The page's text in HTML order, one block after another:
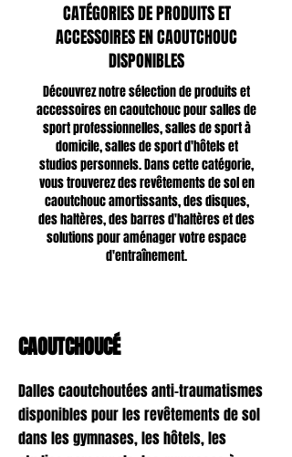
CATÉGORIES DE PRODUITS ET
ACCESSOIRES EN CAOUTCHOUC
DISPONIBLES
Découvrez notre sélection de produits et
accessoires en caoutchouc pour salles de
sport professionnelles, salles de sport à
domicile, salles de sport d'hôtels et
studios personnels. Dans cette catégorie,
vous trouverez des revêtements de sol en
caoutchouc amortissants, des disques,
des haltères, des barres d'haltères et des
solutions pour aménager votre espace
d'entraînement.
CAOUTCHOUCÉ
Dalles caoutchoutées anti-traumatismes
disponibles pour les revêtements de sol
dans les gymnases, les hôtels, les